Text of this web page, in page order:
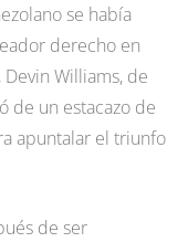
se había
derecho en
Williams, de
de un estacazo de
apuntalar el triunfo
de ser